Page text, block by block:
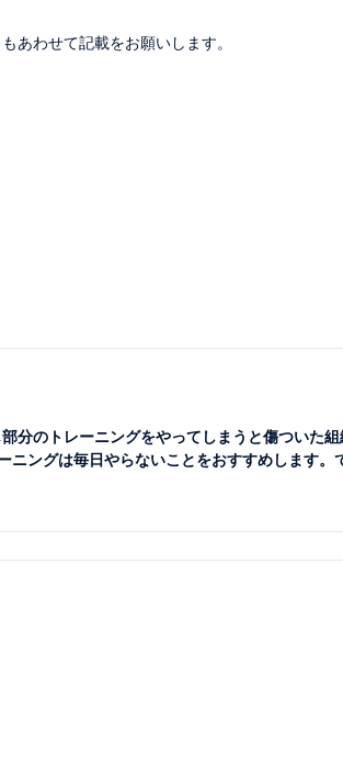
あわせて記載をお願いします。
分のトレーニングをやってしまうと傷ついた
ングは毎日やらないことをおすすめします。